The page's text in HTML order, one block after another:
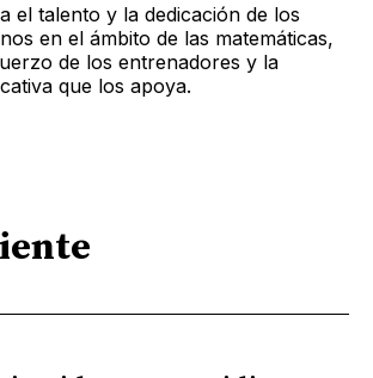
el talento y la dedicación de los
en el ámbito de las matemáticas,
de los entrenadores y la
que los apoya.